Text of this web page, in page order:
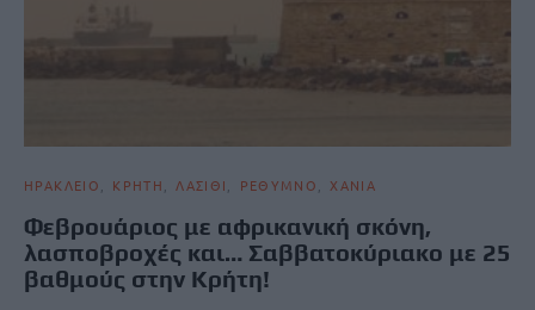
ΗΡΑΚΛΕΙΟ ΚΡΗΤΗ ΛΑΣΙΘΙ ΡΕΘΥΜΝΟ ΧΑΝΙΑ
Φεβρουάριος με αφρικανική σκόνη,
λασποβροχές και… Σαββατοκύριακο με 25
βαθμούς στην Κρήτη!